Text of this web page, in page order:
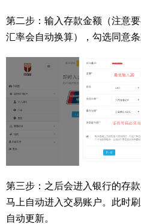
第二步：输入存款金额（注意
汇率会自动换算），勾选同意条
第三步：之后会进入银行的存
马上自动进入交易账户。此时
自动更新。